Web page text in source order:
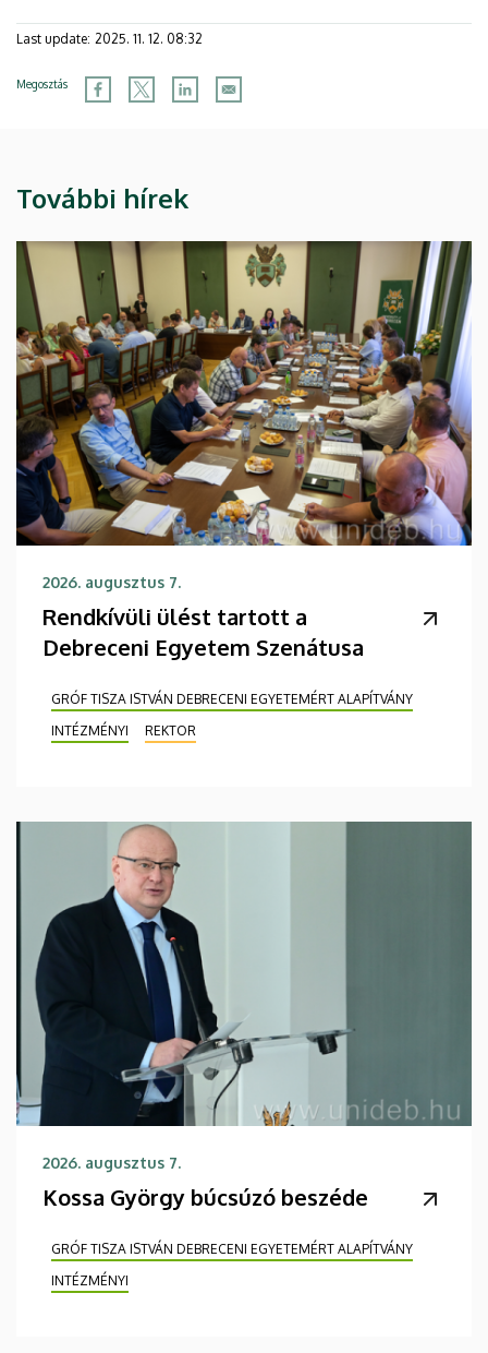
Last update: 2025. 11. 12. 08:32
Megosztás
További hírek
2026. augusztus 7.
Rendkívüli ülést tartott a
Debreceni Egyetem Szenátusa
GRÓF TISZA ISTVÁN DEBRECENI EGYETEMÉRT ALAPÍTVÁNY
INTÉZMÉNYI
REKTOR
2026. augusztus 7.
Kossa György búcsúzó beszéde
GRÓF TISZA ISTVÁN DEBRECENI EGYETEMÉRT ALAPÍTVÁNY
INTÉZMÉNYI